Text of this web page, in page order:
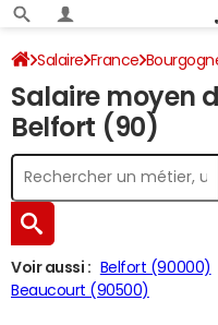
Salaire France
Salaire moyen
Belfort (90)
Voir aussi : Belfort (90000)
Beaucourt (90500)